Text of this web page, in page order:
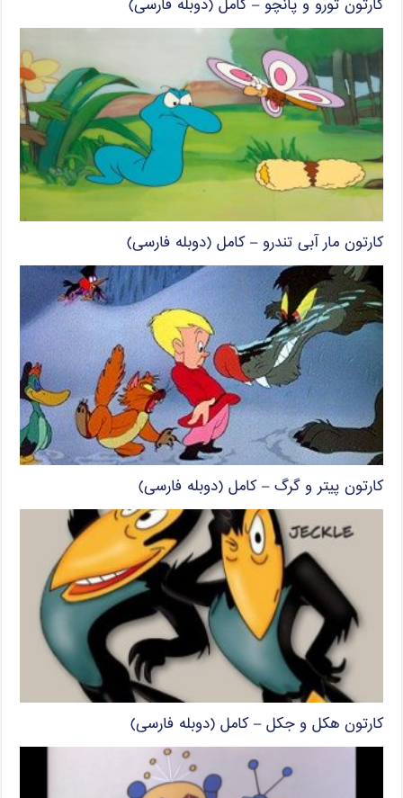
کارتون تورو و پانچو – کامل (دوبله فارسی)
کارتون مار آبی تندرو – کامل (دوبله فارسی)
کارتون پیتر و گرگ – کامل (دوبله فارسی)
کارتون هکل و جکل – کامل (دوبله فارسی)